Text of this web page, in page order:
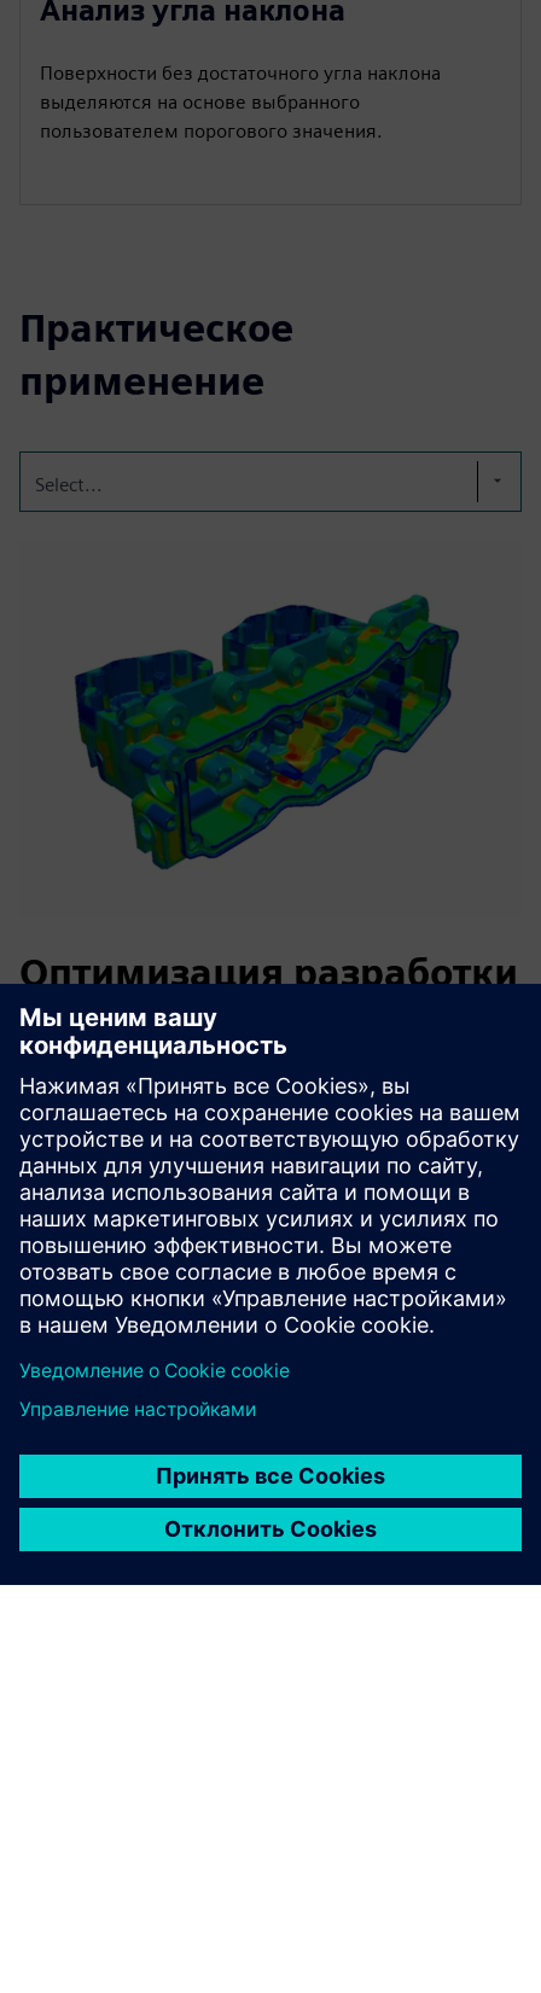
Анализ угла наклона
Поверхности без достаточного угла наклона
выделяются на основе выбранного
пользователем порогового значения.
Практическое
применение
Select...
Оптимизация разработки
САПР для производства
Проблема: конструкции САПР, не оптимизированные
для литья, приводят к дорогостоящим дефектам и
доработкам.
Решение: VeoCast выявляет проблемы соответствия
литья на ранних стадиях, непосредственно на этапе
проектирования.
Результаты: меньшее количество дефектов, снижение
затрат и более плавный переход от проектирования к
производству.